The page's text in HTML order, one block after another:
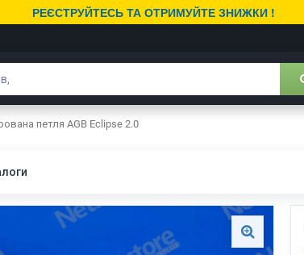
РЕЄСТРУЙТЕСЬ ТА ОТРИМУЙТЕ ЗНИЖКИ !
петля AGB Eclipse 2.0